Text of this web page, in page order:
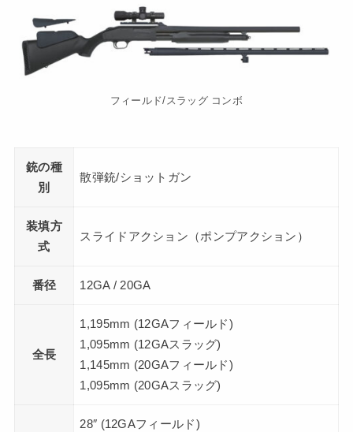
フィールド/スラッグ コンボ
銃の種
別
散弾銃/ショットガン
装填方
式
スライドアクション（ポンプアクション）
番径 12GA / 20GA
全長
1,195mm (12GAフィールド)
1,095mm (12GAスラッグ)
1,145mm (20GAフィールド)
1,095mm (20GAスラッグ)
28″ (12GAフィールド)